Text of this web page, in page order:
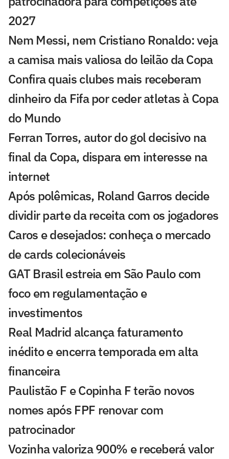
2027
Nem Messi, nem Cristiano Ronaldo: veja
a camisa mais valiosa do leilão da Copa
Confira quais clubes mais receberam
dinheiro da Fifa por ceder atletas à Copa
do Mundo
Ferran Torres, autor do gol decisivo na
final da Copa, dispara em interesse na
internet
Após polêmicas, Roland Garros decide
dividir parte da receita com os jogadores
Caros e desejados: conheça o mercado
de cards colecionáveis
GAT Brasil estreia em São Paulo com
foco em regulamentação e
investimentos
Real Madrid alcança faturamento
inédito e encerra temporada em alta
financeira
Paulistão F e Copinha F terão novos
nomes após FPF renovar com
patrocinador
Vozinha valoriza 900% e receberá valor